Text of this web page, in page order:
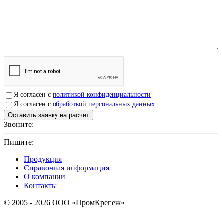
Я согласен с политикой конфиденциальности
Я согласен с обработкой персональных данных
Звоните:
Пишите:
Продукция
Справочная информация
О компании
Контакты
© 2005 - 2026 OOO «ПромКрепеж»